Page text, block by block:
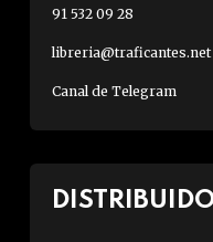
91 532 09 28
libreria@traficantes.net
Canal de Telegram